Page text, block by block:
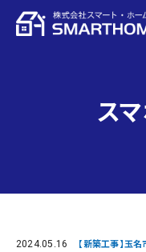
ス
2024.05.16 【新築工事】玉